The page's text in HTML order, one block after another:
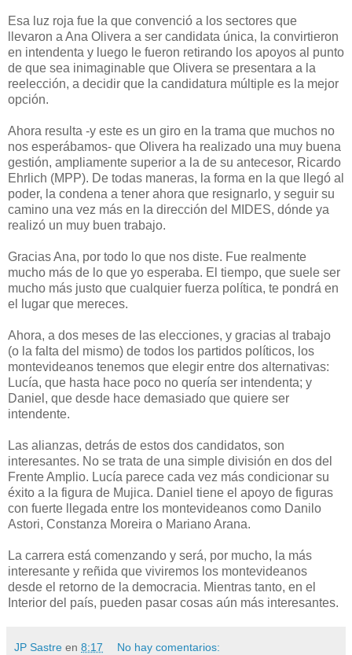
Esa luz roja fue la que convenció a los sectores que
llevaron a Ana Olivera a ser candidata única, la convirtieron
en intendenta y luego le fueron retirando los apoyos al punto
de que sea inimaginable que Olivera se presentara a la
reelección, a decidir que la candidatura múltiple es la mejor
opción.
Ahora resulta -y este es un giro en la trama que muchos no
nos esperábamos- que Olivera ha realizado una muy buena
gestión, ampliamente superior a la de su antecesor, Ricardo
Ehrlich (MPP). De todas maneras, la forma en la que llegó al
poder, la condena a tener ahora que resignarlo, y seguir su
camino una vez más en la dirección del MIDES, dónde ya
realizó un muy buen trabajo.
Gracias Ana, por todo lo que nos diste. Fue realmente
mucho más de lo que yo esperaba. El tiempo, que suele ser
mucho más justo que cualquier fuerza política, te pondrá en
el lugar que mereces.
Ahora, a dos meses de las elecciones, y gracias al trabajo
(o la falta del mismo) de todos los partidos políticos, los
montevideanos tenemos que elegir entre dos alternativas:
Lucía, que hasta hace poco no quería ser intendenta; y
Daniel, que desde hace demasiado que quiere ser
intendente.
Las alianzas, detrás de estos dos candidatos, son
interesantes. No se trata de una simple división en dos del
Frente Amplio. Lucía parece cada vez más condicionar su
éxito a la figura de Mujica. Daniel tiene el apoyo de figuras
con fuerte llegada entre los montevideanos como Danilo
Astori, Constanza Moreira o Mariano Arana.
La carrera está comenzando y será, por mucho, la más
interesante y reñida que viviremos los montevideanos
desde el retorno de la democracia. Mientras tanto, en el
Interior del país, pueden pasar cosas aún más interesantes.
JP Sastre en 8:17 No hay comentarios: